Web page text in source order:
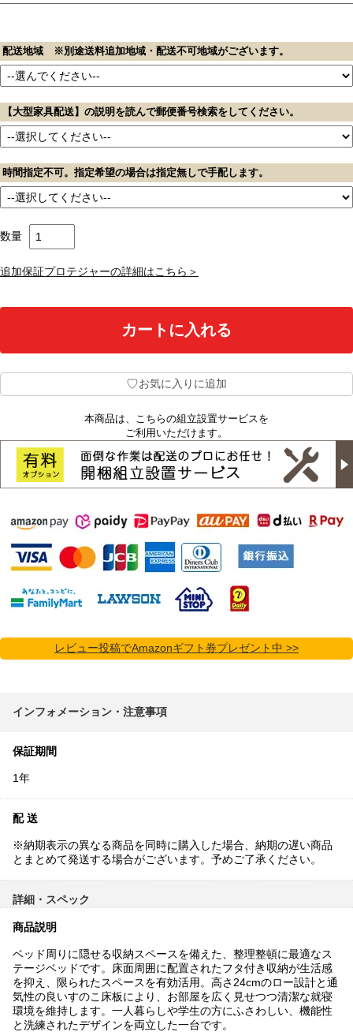
配送地域 ※別途送料追加地域・配送不可地域がございます。
【大型家具配送】の説明を読んで郵便番号検索をしてください。
時間指定不可。指定希望の場合は指定無しで手配します。
数量
追加保証プロテジャーの詳細はこちら＞
♡お気に入りに追加
本商品は、こちらの組立設置サービスを
ご利用いただけます。
レビュー投稿でAmazonギフト券プレゼント中 >>
インフォメーション・注意事項
保証期間
1年
配 送
※納期表示の異なる商品を同時に購入した場合、納期の遅い商品
とまとめて発送する場合がございます。予めご了承ください。
詳細・スペック
商品説明
ベッド周りに隠せる収納スペースを備えた、整理整頓に最適なス
テージベッドです。床面周囲に配置されたフタ付き収納が生活感
を抑え、限られたスペースを有効活用。高さ24cmのロー設計と通
気性の良いすのこ床板により、お部屋を広く見せつつ清潔な就寝
環境を維持します。一人暮らしや学生の方にふさわしい、機能性
と洗練されたデザインを両立した一台です。